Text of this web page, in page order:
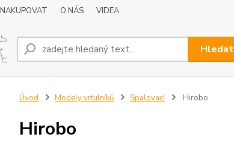
O NÁS VIDEA
Hledat
Úvod Modely vrtulníků Spalovací Hirobo
Hirobo